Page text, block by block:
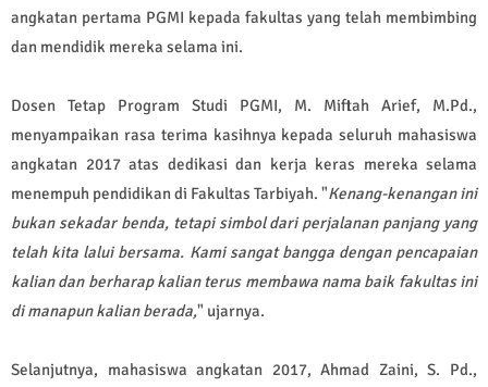
angkatan pertama PGMI kepada fakultas yang telah membimbing
dan mendidik mereka selama ini.
Dosen Tetap Program Studi PGMI, M. Miftah Arief, M.Pd.,
menyampaikan rasa terima kasihnya kepada seluruh mahasiswa
angkatan 2017 atas dedikasi dan kerja keras mereka selama
menempuh pendidikan di Fakultas Tarbiyah. "Kenang-kenangan ini
bukan sekadar benda, tetapi simbol dari perjalanan panjang yang
telah kita lalui bersama. Kami sangat bangga dengan pencapaian
kalian dan berharap kalian terus membawa nama baik fakultas ini
di manapun kalian berada," ujarnya.
Selanjutnya, mahasiswa angkatan 2017, Ahmad Zaini, S. Pd.,